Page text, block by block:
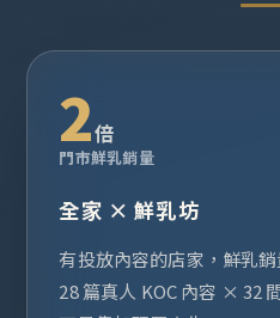
2倍
門市鮮乳銷量
全家 × 鮮乳坊
有投放內容的店家，鮮乳
28 篇真人 KOC 內容 × 32